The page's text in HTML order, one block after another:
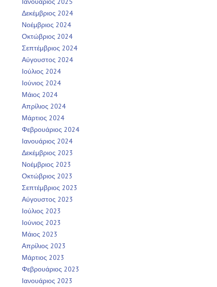
Δεκέμβριος 2024
Νοέμβριος 2024
Οκτώβριος 2024
Σεπτέμβριος 2024
Αύγουστος 2024
Ιούλιος 2024
Ιούνιος 2024
Μάιος 2024
Απρίλιος 2024
Μάρτιος 2024
Φεβρουάριος 2024
Ιανουάριος 2024
Δεκέμβριος 2023
Νοέμβριος 2023
Οκτώβριος 2023
Σεπτέμβριος 2023
Αύγουστος 2023
Ιούλιος 2023
Ιούνιος 2023
Μάιος 2023
Απρίλιος 2023
Μάρτιος 2023
Φεβρουάριος 2023
Ιανουάριος 2023